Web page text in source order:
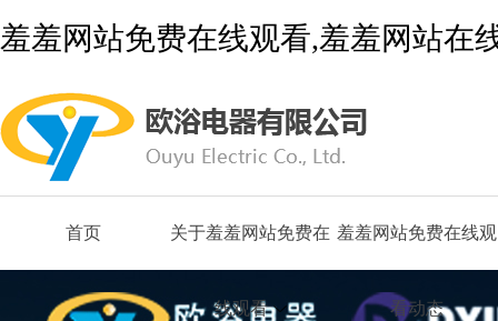
羞羞网站免费在线观看,羞羞网站在
首页 关于羞羞网站免费在
线观看
羞羞网站免费在线观
看动态